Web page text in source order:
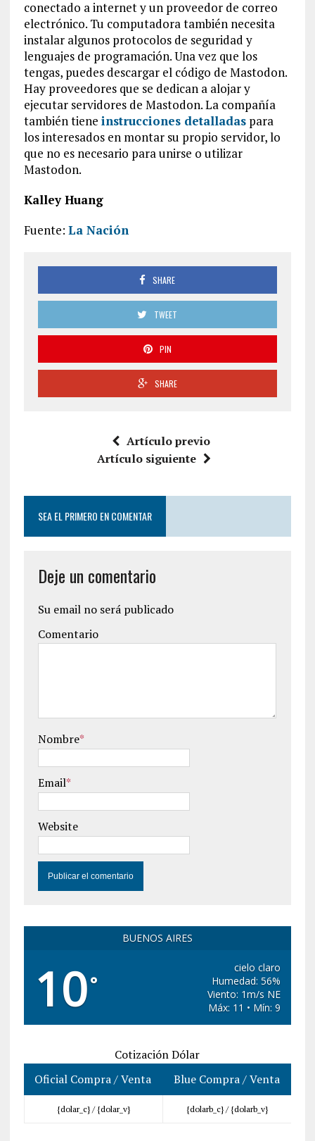
conectado a internet y un proveedor de correo
electrónico. Tu computadora también necesita
instalar algunos protocolos de seguridad y
lenguajes de programación. Una vez que los
tengas, puedes descargar el código de Mastodon.
Hay proveedores que se dedican a alojar y
ejecutar servidores de Mastodon. La compañía
también tiene instrucciones detalladaspara
los interesados en montar su propio servidor, lo
que no es necesario para unirse o utilizar
Mastodon.
Kalley Huang
Fuente: La Nación
SHARE
TWEET
PIN
SHARE
Artículo previo
Artículo siguiente
SEA EL PRIMERO EN COMENTAR
Deje un comentario
Su email no será publicado
Comentario
Nombre*
Email*
Website
BUENOS AIRES
10°
cielo claro
Humedad: 56%
Viento: 1m/s NE
Máx: 11 • Mín: 9
Cotización Dólar
Oficial Compra / Venta
Blue Compra / Venta
{dolar_c} / {dolar_v} {dolarb_c} / {dolarb_v}